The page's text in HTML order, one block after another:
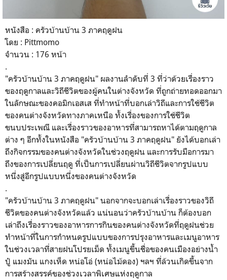
หนังสือ : ครัวบ้านบ้าน 3 ภาคฤดูฝน
โดย : Pittmomo
จำนวน : 176 หน้า
.
"ครัวบ้านบ้าน 3 ภาคฤดูฝน" ผลงานลำดับที่ 3 ที่ว่าด้วยเรื่องราว
ของฤดูกาลและวิถีชีวิตของผู้คนในต่างจังหวัด ที่ถูกถ่ายทอดออกมา
ในลักษณะของคอมิกเอสเส ที่ทำหน้าที่บอกเล่าวิถีและการใช้ชีวิต
ของคนต่างจังหวัดทางภาคเหนือ ทั้งเรื่องของการใช้ชีวิต
ขนบประเพณี และเรื่องราวของอาหารที่สามารถหาได้ตามฤดูกาล
ต่าง ๆ อีกทั้งในหนังสือ "ครัวบ้านบ้าน 3 ภาคฤดูฝน" ยังได้บอกเล่า
ถึงกิจกรรมของคนต่างจังหวัดในช่วงฤดูฝน และการรับมือการมา
ถึงของการเปลี่ยนฤดู ที่เป็นการเปลี่ยนผ่านวิถีชีวิตจากรูปแบบ
หนึ่งสู่อีกรูปแบบหนึ่งของคนต่างจังหวัด
.
"ครัวบ้านบ้าน 3 ภาคฤดูฝน" นอกจากจะบอกเล่าเรื่องราวของวิถี
ชีวิตของคนต่างจังหวัดแล้ว แน่นอนว่าครัวบ้านบ้าน ก็ต้องบอก
เล่าถึงเรื่องราวของอาหารการกินของคนต่างจังหวัดที่ฤดูฝนช่วย
ทำหน้าที่ในการกำหนดรูปแบบของการปรุงอาหารและเมนูอาหาร
ในช่วงเวลาที่สายฝนโปรยเม็ด ทั้งเมนูขึ้นชื่อของคนเมืองอย่างน้ำ
ปู๋ แมงมัน แกงเห็ด หน่อโอ่ (หน่อไม้ดอง) ฯลฯ ที่ล้วนเกิดขึ้นจาก
การสร้างสรรค์ของช่วงเวลาพิเศษแห่งฤดูกาล